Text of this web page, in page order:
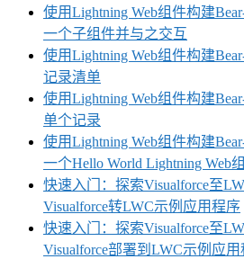
使用Lightning Web组件构建
一个子组件并与之交互
使用Lightning Web组件构建
记录清单
使用Lightning Web组件构建
单个记录
使用Lightning Web组件构建
一个Hello World Lightning Web
快速入门：探索Visualforce至
Visualforce转LWC示例应用程序
快速入门：探索Visualforce至
Visualforce部署到LWC示例应